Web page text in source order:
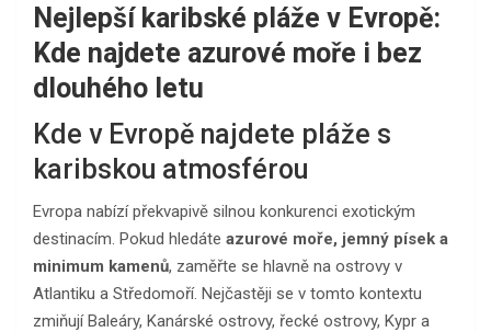
Nejlepší karibské pláže v Evropě:
Kde najdete azurové moře i bez
dlouhého letu
Kde v Evropě najdete pláže s
karibskou atmosférou
Evropa nabízí překvapivě silnou konkurenci exotickým
destinacím. Pokud hledáte azurové moře, jemný písek a
minimum kamenů, zaměřte se hlavně na ostrovy v
Atlantiku a Středomoří. Nejčastěji se v tomto kontextu
zmiňují Baleáry, Kanárské ostrovy, řecké ostrovy, Kypr a